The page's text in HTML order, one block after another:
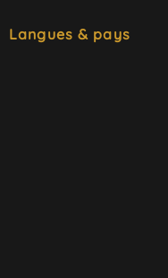
Langues & pays